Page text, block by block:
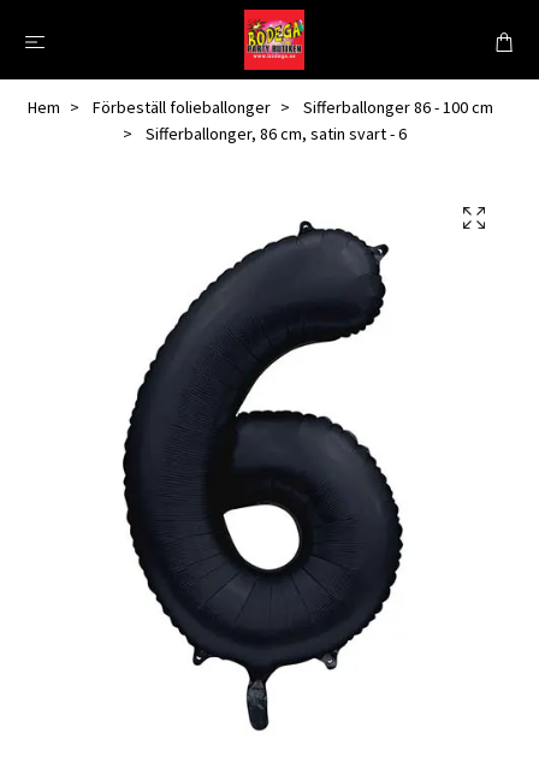
Hem Förbeställ folieballonger
Sifferballonger 86 - 100 cm
Sifferballonger, 86 cm, satin svart - 6